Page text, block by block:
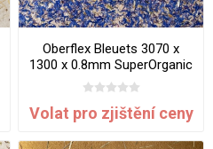
Oberflex Bleuets 3070 x
1300 x 0.8mm SuperOrganic
Volat pro zjištění ceny